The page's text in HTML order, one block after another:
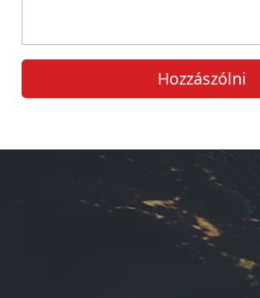
Hozzászólni